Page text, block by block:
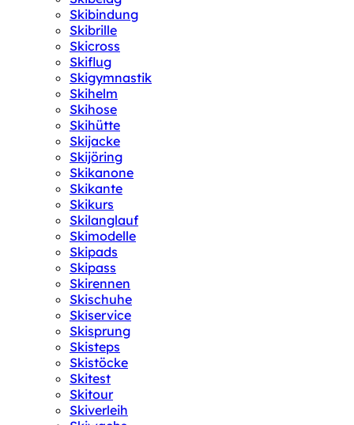
Skibindung
Skibrille
Skicross
Skiflug
Skigymnastik
Skihelm
Skihose
Skihütte
Skijacke
Skijöring
Skikanone
Skikante
Skikurs
Skilanglauf
Skimodelle
Skipads
Skipass
Skirennen
Skischuhe
Skiservice
Skisprung
Skisteps
Skistöcke
Skitest
Skitour
Skiverleih